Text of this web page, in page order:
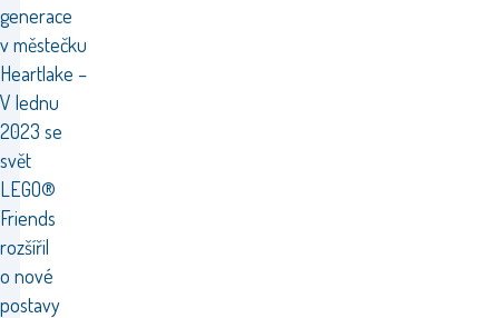
generace
v městečku
Heartlake –
V lednu
2023 se
svět
LEGO®
Friends
rozšířil
o nové
postavy